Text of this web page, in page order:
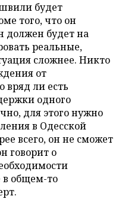
будет
того, что он
должен будет на
реальные,
сложнее. Никто
от
вряд ли есть
одного
для этого нужно
в Одесской
всего, он не сможет
говорит о
в общем-то